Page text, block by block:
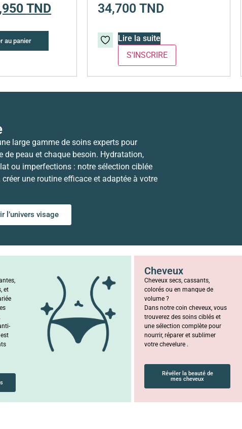
34,700TND
Lire la suite
TND
au panier
large gamme de soins experts pour
de peau et chaque besoin. Hydratation,
ou imperfections : notre sélection ciblée
une routine efficace et adaptée à votre
l’univers visage
et
Cheveux
Cheveux secs, cassants,
colorés ou en manque de
volume ?
Dans notre coin cheveux, vous
trouverez des soins ciblés et
une sélection complète pour
nourrir, réparer et sublimer
votre chevelure .
Révéler la beauté de
mes cheveux